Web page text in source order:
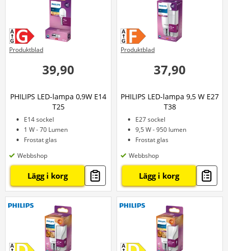
39,90
PHILIPS LED-lampa 0,9W E14
T25
E14 sockel
1 W - 70 Lumen
Frostat glas
Produktblad
Webbshop
Lägg i korg
37,90
PHILIPS LED-lampa 9,5 W E27
T38
E27 sockel
9,5 W - 950 lumen
Frostat glas
Produktblad
Webbshop
Lägg i korg